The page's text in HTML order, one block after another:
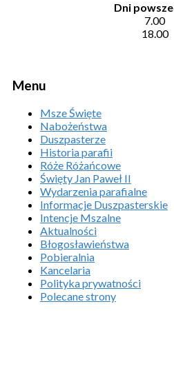
Dni
7.00
18.00
Menu
Msze Święte
Nabożeństwa
Duszpasterze
Historia parafii
Róże Różańcowe
Święty Jan Paweł II
Wydarzenia parafialne
Informacje Duszpasterskie
Intencje Mszalne
Aktualności
Błogosławieństwa
Pobieralnia
Kancelaria
Polityka prywatności
Polecane strony